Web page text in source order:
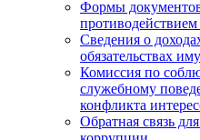
Формы
Сведения о
обязательствах
Комиссия по
служебному
конфликта
Обратная связь